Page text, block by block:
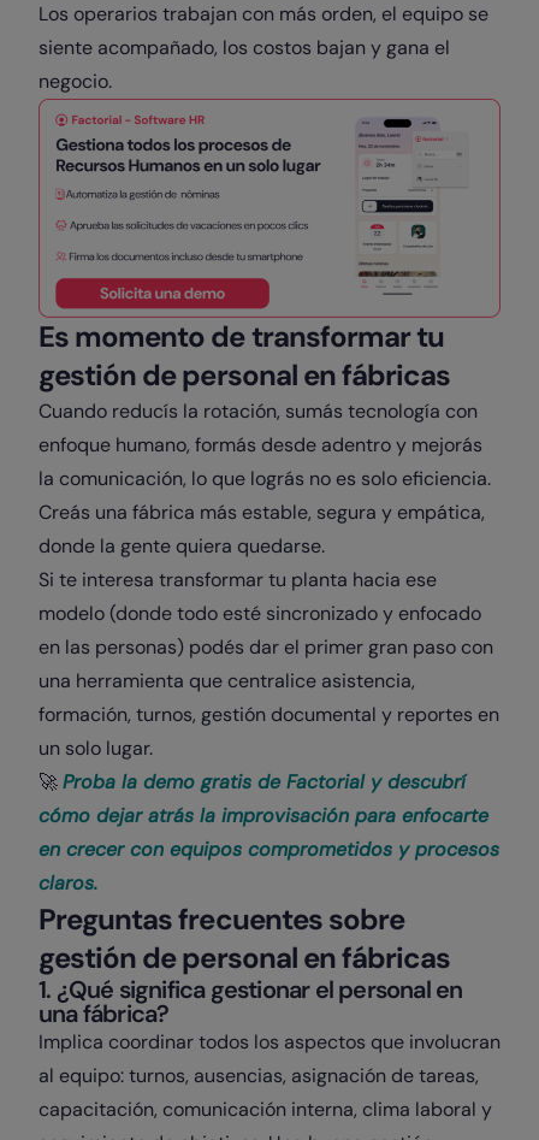
Los operarios trabajan con más orden, el equipo se
siente acompañado, los costos bajan y gana el
negocio.
Es momento de transformar tu
gestión de personal en fábricas
Cuando reducís la rotación, sumás tecnología con
enfoque humano, formás desde adentro y mejorás
la comunicación, lo que lográs no es solo eficiencia.
Creás una fábrica más estable, segura y empática,
donde la gente quiera quedarse.
Si te interesa transformar tu planta hacia ese
modelo (donde todo esté sincronizado y enfocado
en las personas) podés dar el primer gran paso con
una herramienta que centralice asistencia,
formación, turnos, gestión documental y reportes en
un solo lugar.
🚀Proba la demo gratis de Factorial y descubrí
cómo dejar atrás la improvisación para enfocarte
en crecer con equipos comprometidos y procesos
claros.
Preguntas frecuentes sobre
gestión de personal en fábricas
1. ¿Qué significa gestionar el personal en
una fábrica?
Implica coordinar todos los aspectos que involucran
al equipo: turnos, ausencias, asignación de tareas,
capacitación, comunicación interna, clima laboral y